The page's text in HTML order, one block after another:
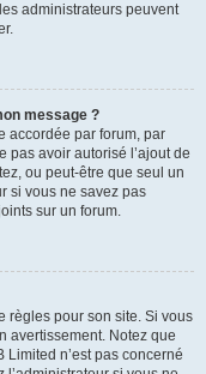
administrateurs peuvent
message ?
accordée par forum, par
pas avoir autorisé l’ajout de
ou peut-être que seul un
si vous ne savez pas
sur un forum.
règles pour son site. Si vous
avertissement. Notez que
Limited n’est pas concerné